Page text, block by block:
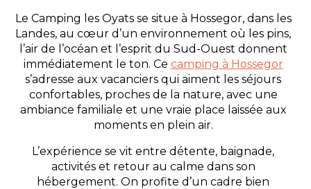
Le Camping les Oyats se situe à Hossegor, dans les
Landes, au cœur d’un environnement où les pins,
l’air de l’océan et l’esprit du Sud-Ouest donnent
immédiatement le ton. Ce camping à Hossegor
s’adresse aux vacanciers qui aiment les séjours
confortables, proches de la nature, avec une
ambiance familiale et une vraie place laissée aux
moments en plein air.
L’expérience se vit entre détente, baignade,
activités et retour au calme dans son
hébergement. On profite d’un cadre bien